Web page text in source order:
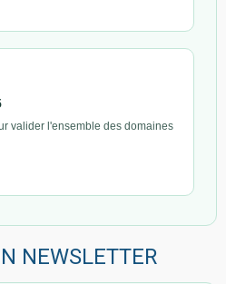
valider l'ensemble des domaines
NEWSLETTER